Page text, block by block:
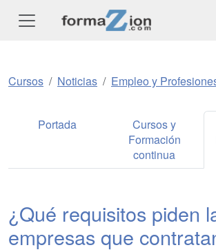
Cursos Noticias Empleo y
Portada
Cursos y
Formación
continua
¿Qué requisitos piden
empresas que